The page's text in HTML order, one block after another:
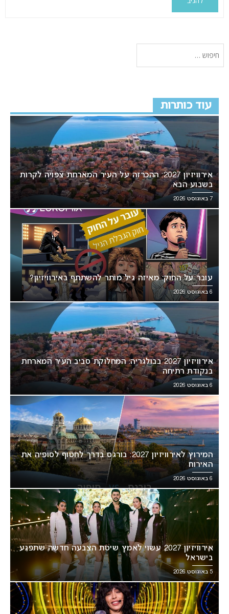
עוד כותרות
אירוויזיון 2027: ההכרזה על העיר המארחת צפויה לקרות
בשבוע הבא
7 באוגוסט 2026
עובר על החוק: מאיזה גיל מותר להשתתף באירוויזיון?
6 באוגוסט 2026
אירוויזיון 2027 בבולגריה: המחלוקת סביב העיר המארחת
בנקודת רתיחה
6 באוגוסט 2026
המירוץ לאירוויזיון 2027: בורגס בדרך לחטוף לסופיה את
האירוח
6 באוגוסט 2026
אירוויזיון 2027 עשוי לאמץ שיטת הצבעה חדשה שתפגע
בישראל
5 באוגוסט 2026